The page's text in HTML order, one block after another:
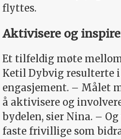
flyttes.
Aktivisere og
Et tilfeldig møte
Ketil Dybvig resulterte
engasjement. – Målet
å aktivisere og
bydelen, sier Nina. –
faste frivillige som